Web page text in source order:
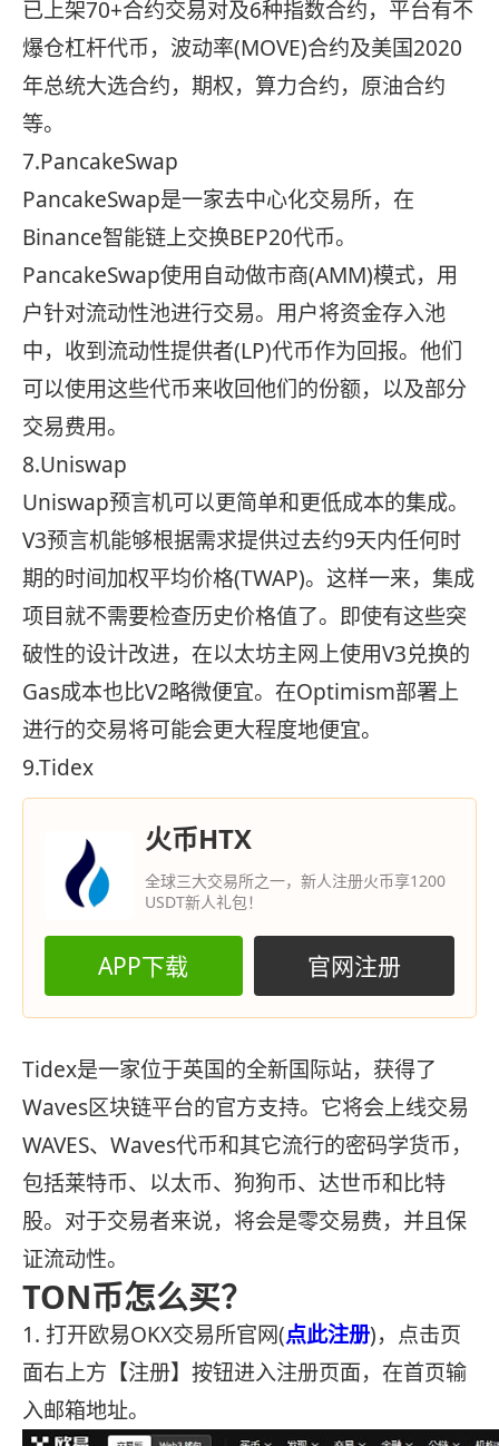
已上架70+合约交易对及6种指数合约，平台有不
爆仓杠杆代币，波动率(MOVE)合约及美国2020
年总统大选合约，期权，算力合约，原油合约
等。
7.PancakeSwap
PancakeSwap是一家去中心化交易所，在
Binance智能链上交换BEP20代币。
PancakeSwap使用自动做市商(AMM)模式，用
户针对流动性池进行交易。用户将资金存入池
中，收到流动性提供者(LP)代币作为回报。他们
可以使用这些代币来收回他们的份额，以及部分
交易费用。
8.Uniswap
Uniswap预言机可以更简单和更低成本的集成。
V3预言机能够根据需求提供过去约9天内任何时
期的时间加权平均价格(TWAP)。这样一来，集成
项目就不需要检查历史价格值了。即使有这些突
破性的设计改进，在以太坊主网上使用V3兑换的
Gas成本也比V2略微便宜。在Optimism部署上
进行的交易将可能会更大程度地便宜。
9.Tidex
火币HTX
全球三大交易所之一，新人注册火币享1200
USDT新人礼包！
APP下载 官网注册
Tidex是一家位于英国的全新国际站，获得了
Waves区块链平台的官方支持。它将会上线交易
WAVES、Waves代币和其它流行的密码学货币，
包括莱特币、以太币、狗狗币、达世币和比特
股。对于交易者来说，将会是零交易费，并且保
证流动性。
TON币怎么买？
1. 打开欧易OKX交易所官网(点此注册)，点击页
面右上方【注册】按钮进入注册页面，在首页输
入邮箱地址。